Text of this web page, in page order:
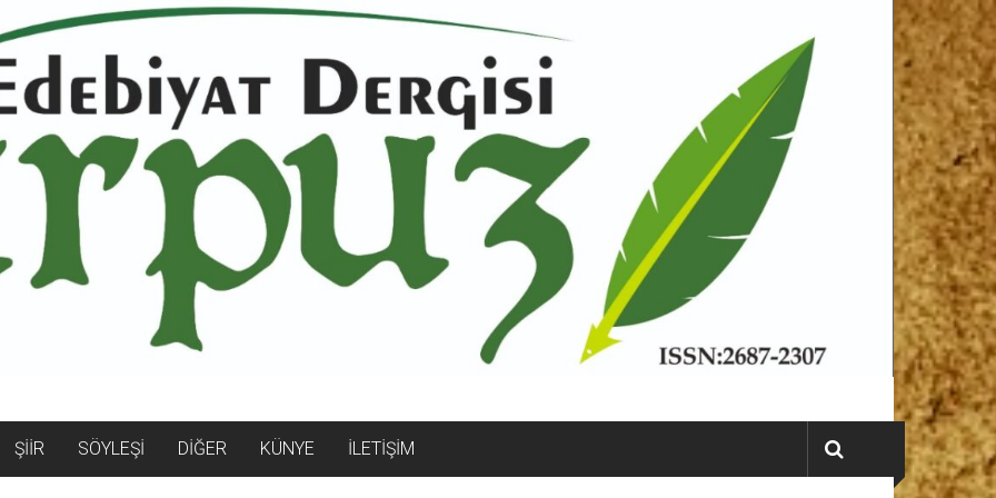
ŞİİR SÖYLEŞİ DİĞER KÜNYE İLETİŞİM